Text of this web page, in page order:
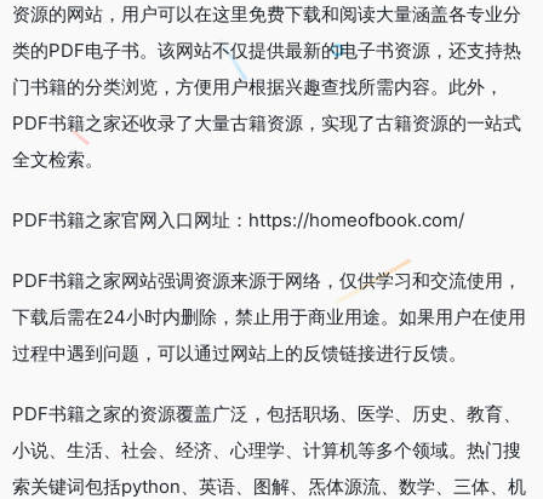
资源的网站，用户可以在这里免费下载和阅读大量涵盖各专业分
类的PDF电子书。该网站不仅提供最新的电子书资源，还支持热
门书籍的分类浏览，方便用户根据兴趣查找所需内容。此外，
PDF书籍之家还收录了大量古籍资源，实现了古籍资源的一站式
全文检索。
PDF书籍之家官网入口网址：https://homeofbook.com/
PDF书籍之家网站强调资源来源于网络，仅供学习和交流使用，
下载后需在24小时内删除，禁止用于商业用途。如果用户在使用
过程中遇到问题，可以通过网站上的反馈链接进行反馈。
PDF书籍之家的资源覆盖广泛，包括职场、医学、历史、教育、
小说、生活、社会、经济、心理学、计算机等多个领域。热门搜
索关键词包括python、英语、图解、炁体源流、数学、三体、机